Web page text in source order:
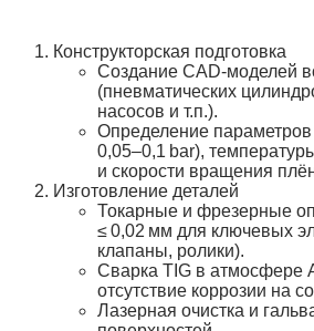
Конструкторская подготовка
Создание CAD‑моделей
(пневматических
насосов и т.п.).
Определение
0,05–0,1 bar),
и скорости вращения
Изготовление деталей
Токарные и фрезерные
≤ 0,02 мм для ключевых
клапаны, ролики).
Сварка TIG в атмосфере
отсутствие коррозии на
Лазерная очистка и